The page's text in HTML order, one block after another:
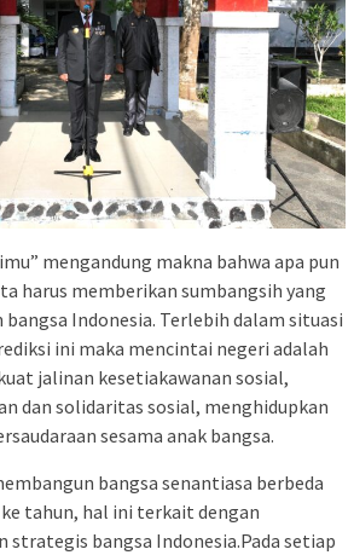
mengandung makna bahwa apa pun
harus memberikan sumbangsih yang
Indonesia. Terlebih dalam situasi
ini maka mencintai negeri adalah
jalinan kesetiakawanan sosial,
dan solidaritas sosial, menghidupkan
sesama anak bangsa.
bangsa senantiasa berbeda
tahun, hal ini terkait dengan
strategis bangsa Indonesia.Pada setiap